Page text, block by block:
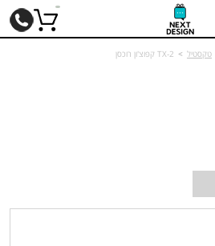
טקסטיל > TX-2 קפוצ'ון רוכסן